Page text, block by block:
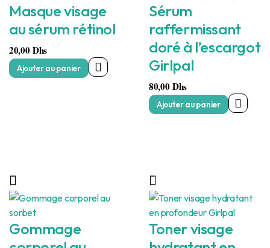
Masque visage
au sérum rétinol
20,00Dhs
Ajouter au panier
Sérum
raffermissant
doré à l’escargot
Girlpal
80,00Dhs
Ajouter au panier
Gommage
Toner visage